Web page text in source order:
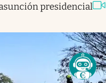
presidencial